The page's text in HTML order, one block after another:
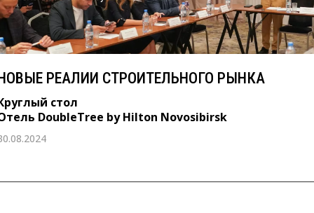
РЕАЛИИ СТРОИТЕЛЬНОГО РЫНКА
стол
DoubleTree by Hilton Novosibirsk